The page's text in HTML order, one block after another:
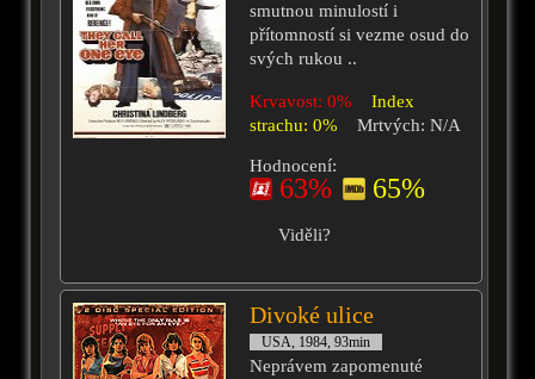
smutnou minulostí i
přítomností si vezme osud do
svých rukou ..
Krvavost: 0%
Index
strachu: 0%
Mrtvých: N/A
Hodnocení:
63% 65%
Viděli?
Divoké ulice
USA, 1984, 93min
Neprávem zapomenuté